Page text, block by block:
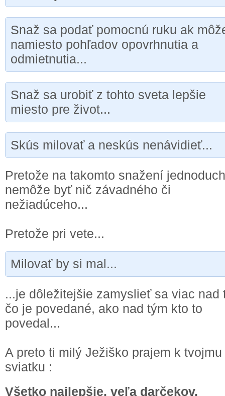
Snaž sa podať pomocnú ruku ak
namiesto pohľadov opovrhnutia a
odmietnutia...
Snaž sa urobiť z tohto sveta lepšie
miesto pre život...
Skús milovať a neskús nenávidieť...
Pretože na takomto snažení
nemôže byť nič závadného či
nežiadúceho...
Pretože pri vete...
Milovať by si mal...
...je dôležitejšie zamyslieť sa viac nad
čo je povedané, ako nad tým kto to
povedal...
A preto ti milý Ježiško prajem k tvojmu
sviatku :
Všetko najlepšie, veľa darčekov,